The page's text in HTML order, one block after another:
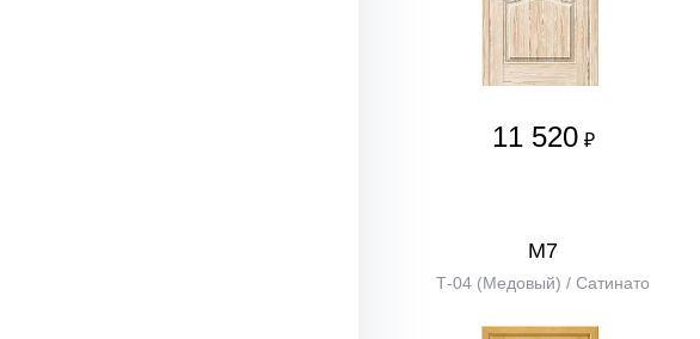
11 520 ₽
М7
Т-04 (Медовый) / Сатинато